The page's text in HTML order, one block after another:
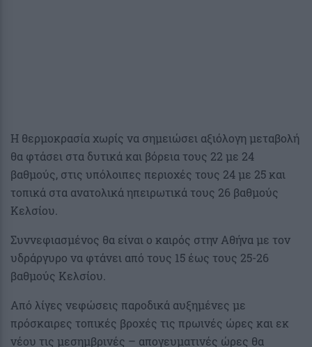
Η θερμοκρασία χωρίς να σημειώσει αξιόλογη μεταβολή
θα φτάσει στα δυτικά και βόρεια τους 22 με 24
βαθμούς, στις υπόλοιπες περιοχές τους 24 με 25 και
τοπικά στα ανατολικά ηπειρωτικά τους 26 βαθμούς
Κελσίου.
Συννεφιασμένος θα είναι ο καιρός στην Αθήνα με τον
υδράργυρο να φτάνει από τους 15 έως τους 25-26
βαθμούς Κελσίου.
Από λίγες νεφώσεις παροδικά αυξημένες με
πρόσκαιρες τοπικές βροχές τις πρωινές ώρες και εκ
νέου τις μεσημβρινές – απογευματινές ώρες θα